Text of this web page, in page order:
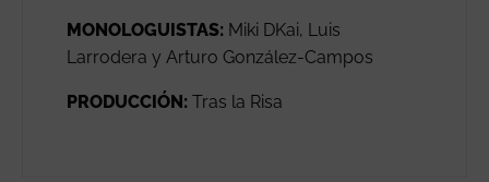
MONOLOGUISTAS: Miki DKai, Luis
Larrodera y Arturo González-Campos
PRODUCCIÓN: Tras la Risa